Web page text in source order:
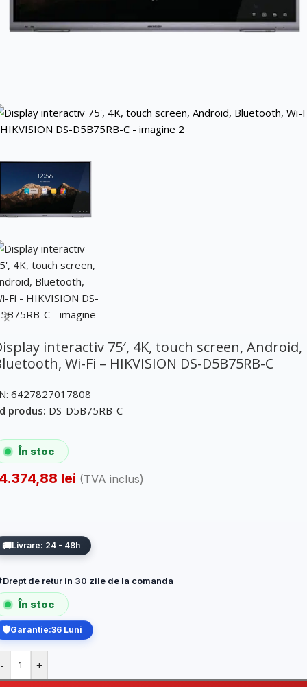
interactiv 75′, 4K, touch screen, Android,
Wi-Fi – HIKVISION DS-D5B75RB-C
6427827017808
produs: DS-D5B75RB-C
În stoc
lei (TVA inclus)
Livrare: 24 - 48h
Drept de retur in 30 zile de la comanda
În stoc
Garantie:36 Luni
- +